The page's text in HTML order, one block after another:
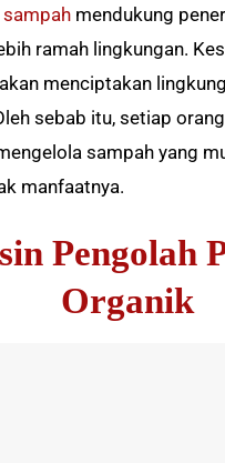
sampah mendukung
ramah lingkungan.
menciptakan
sebab itu, setiap
sampah yang
manfaatnya.
Pengolah
Organik